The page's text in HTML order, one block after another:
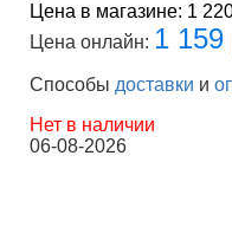
Цена в магазине: 1
Цена онлайн: 1 159
Способы доставки и
Нет в наличии
06-08-2026